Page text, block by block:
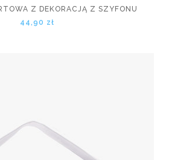
Z DEKORACJĄ Z SZYFONU
44,90 zł